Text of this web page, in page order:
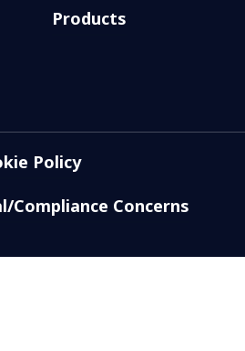
Products
Policy
Compliance Concerns